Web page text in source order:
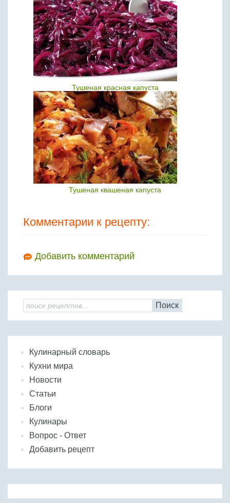
Тушеная красная капуста
Тушеная квашеная капуста
Комментарии к рецепту:
Добавить комментарий
Поиск
Кулинарный словарь
Кухни мира
Новости
Статьи
Блоги
Кулинары
Вопрос - Ответ
Добавить рецепт